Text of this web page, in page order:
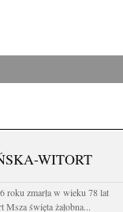
WITORT
roku zmarła w wieku 78 lat
święta żałobna...